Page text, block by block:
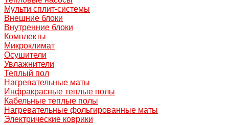
Мульти сплит-системы
Внешние блоки
Внутренние блоки
Комплекты
Микроклимат
Осушители
Увлажнители
Теплый пол
Нагревательные маты
Инфракрасные теплые полы
Кабельные теплые полы
Нагревательные фольгированные маты
Электрические коврики